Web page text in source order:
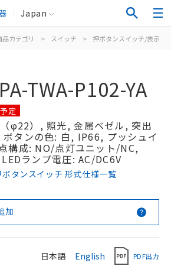
Japan
品カテゴリ > スイッチ > 押ボタンスイッチ/表示灯
TWA-P102-YA
定
φ22）, 照光, 金属ベゼル, 突出
タンの色: 白, IP66, プッシュイ
構成: NO/点灯ユニット/NC,
ランプ電圧: AC/DC6V
タンスイッチ 形式仕様一覧
加
日本語 English PDF出力